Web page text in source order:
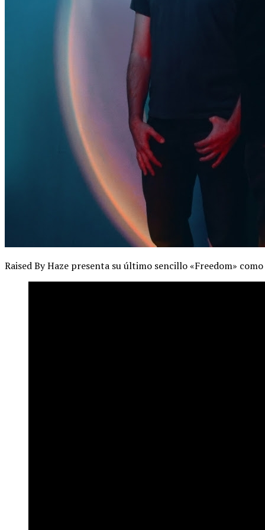
Raised By Haze presenta su último sencillo «Freedom»